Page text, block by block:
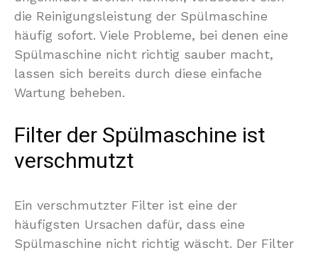
die Reinigungsleistung der Spülmaschine
häufig sofort. Viele Probleme, bei denen eine
Spülmaschine nicht richtig sauber macht,
lassen sich bereits durch diese einfache
Wartung beheben.
Filter der Spülmaschine ist
verschmutzt
Ein verschmutzter Filter ist eine der
häufigsten Ursachen dafür, dass eine
Spülmaschine nicht richtig wäscht. Der Filter